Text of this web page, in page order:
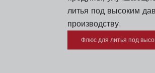
литья под высоким
производству.
Флюс для литья под